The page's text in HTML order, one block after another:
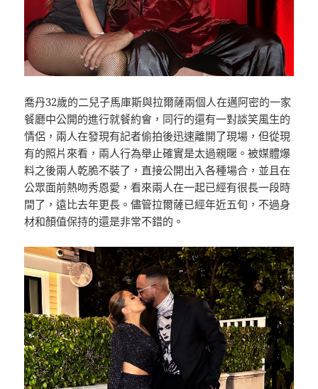
喬丹32歲的二兒子馬庫斯與拉爾薩兩個人在邁阿密的一家
餐廳中公開的進行就餐約會，同行的還有一對談笑風生的
情侶，兩人在發現有記者偷拍後迅速離開了現場，但從現
有的照片來看，兩人行為舉止確實是太過親暱。被媒體爆
料之後兩人乾脆不裝了，直接公開出入各種場合，並且在
公眾面前熱吻秀恩愛，看來兩人在一起已經有很長一段時
間了，遠比去年更長。儘管拉爾薩已經年近五旬，不過身
材和顏值保持的還是非常不錯的。